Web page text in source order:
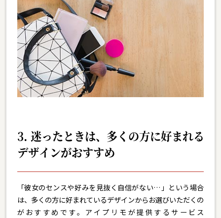
3. 迷ったときは、多くの方に好まれる
デザインがおすすめ
「彼女のセンスや好みを見抜く自信がない…」という場合
は、多くの方に好まれているデザインからお選びいただくの
がおすすめです。アイプリモが提供するサービス